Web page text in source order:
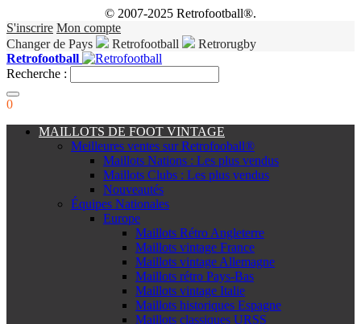
© 2007-2025 Retrofootball®.
S'inscrire Mon compte
Changer de Pays
Retrofootball
Retrorugby
Retrofootball
Recherche :
0
MAILLOTS DE FOOT VINTAGE
Meilleures ventes sur Retrofooball®
Maillots Nations : Les plus vendus
Maillots Clubs : Les plus vendus
Nouveautés
Équipes Nationales
Europe
Maillots Rétro Angleterre
Maillots vintage France
Maillots vintage Allemagne
Maillots rétro Pays-Bas
Maillots vintage Italie
Maillots historiques Espagne
Maillots classiques URSS